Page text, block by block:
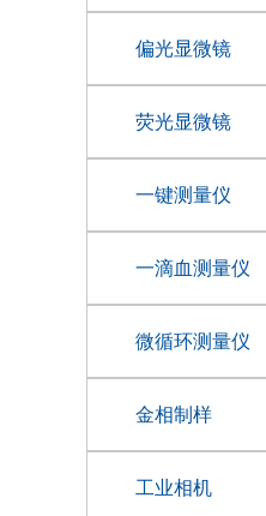
偏光显微镜
荧光显微镜
一键测量仪
一滴血测量仪
微循环测量仪
金相制样
工业相机